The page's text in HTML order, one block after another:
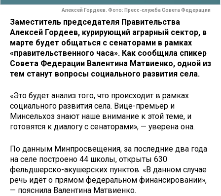
Алексей Гордеев. Фото: Пресс-служба Совета Федерации
Заместитель председателя Правительства
Алексей Гордеев, курирующий аграрный сектор, в
марте будет общаться с сенаторами в рамках
«правительственного часа». Как сообщила спикер
Совета Федерации Валентина Матвиенко, одной из
тем станут вопросы социального развития села.
«Это будет анализ того, что происходит в рамках
социального развития села. Вице-премьер и
Минсельхоз знают наше внимание к этой теме, и
готовятся к диалогу с сенаторами», — уверена она.
По данным Минпросвещения, за последние два года
на селе построено 44 школы, открыты 630
фельдшерско-акушерских пунктов. «В данном случае
речь идёт о прямом федеральном финансировании»,
— пояснила Валентина Матвиенко.